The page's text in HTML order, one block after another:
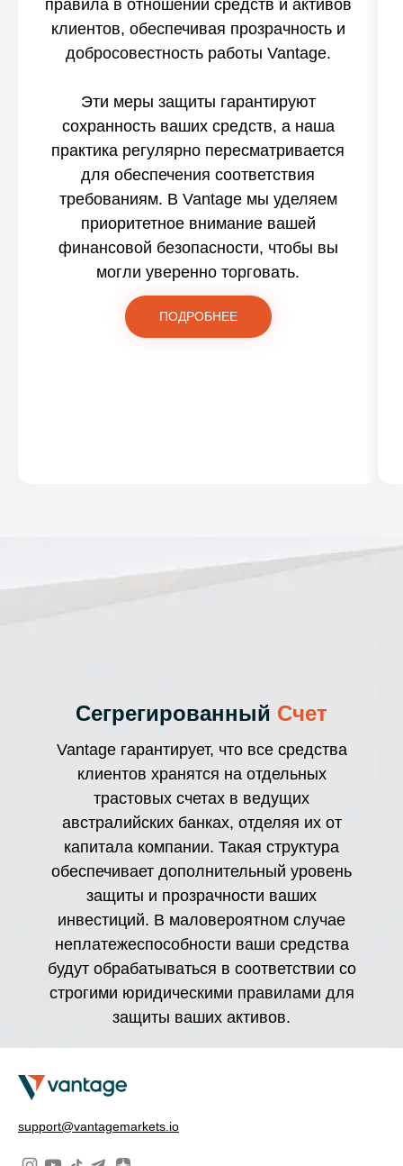
правила в отношении средств и активов
клиентов, обеспечивая прозрачность и
добросовестность работы Vantage.
Эти меры защиты гарантируют
сохранность ваших средств, а наша
практика регулярно пересматривается
для обеспечения соответствия
требованиям. В Vantage мы уделяем
приоритетное внимание вашей
финансовой безопасности, чтобы вы
могли уверенно торговать.
ПОДРОБНЕЕ
Сегрегированный Счет
Vantage гарантирует, что все средства
клиентов хранятся на отдельных
трастовых счетах в ведущих
австралийских банках, отделяя их от
капитала компании. Такая структура
обеспечивает дополнительный уровень
защиты и прозрачности ваших
инвестиций. В маловероятном случае
неплатежеспособности ваши средства
будут обрабатываться в соответствии со
строгими юридическими правилами для
защиты ваших активов.
support@vantagemarkets.io